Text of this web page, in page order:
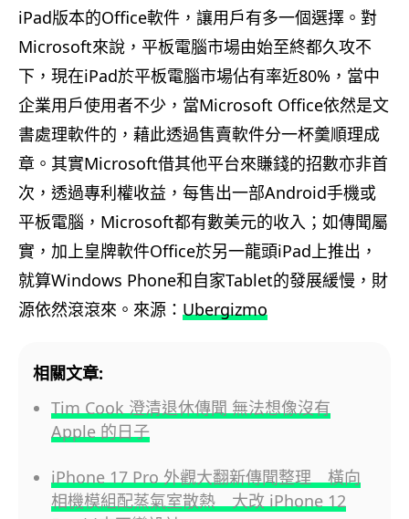
iPad版本的Office軟件，讓用戶有多一個選擇。對
Microsoft來說，平板電腦市場由始至終都久攻不
下，現在iPad於平板電腦市場佔有率近80%，當中
企業用戶使用者不少，當Microsoft Office依然是文
書處理軟件的，藉此透過售賣軟件分一杯羹順理成
章。 其實Microsoft借其他平台來賺錢的招數亦非首
次，透過專利權收益，每售出一部Android手機或
平板電腦，Microsoft都有數美元的收入；如傳聞屬
實，加上皇牌軟件Office於另一龍頭iPad上推出，
就算Windows Phone和自家Tablet的發展緩慢，財
源依然滾滾來。來源： Ubergizmo
相關文章:
Tim Cook 澄清退休傳聞 無法想像沒有
Apple 的日子
iPhone 17 Pro 外觀大翻新傳聞整理 橫向
相機模組配蒸氣室散熱 大改 iPhone 12